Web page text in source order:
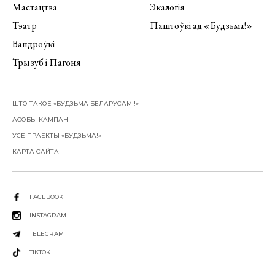
Мастацтва
Тэатр
Вандроўкі
Трызуб і Пагоня
Экалогія
Паштоўкі ад «Будзьма!»
ШТО ТАКОЕ «БУДЗЬМА БЕЛАРУСАМІ!»
АСОБЫ КАМПАНІІ
УСЕ ПРАЕКТЫ «БУДЗЬМА!»
КАРТА САЙТА
FACEBOOK
INSTAGRAM
TELEGRAM
TIKTOK